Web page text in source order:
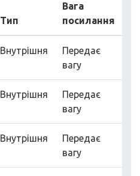
Тип
Вага
посилання
Внутрішня
Передає
вагу
Внутрішня
Передає
вагу
Внутрішня
Передає
вагу